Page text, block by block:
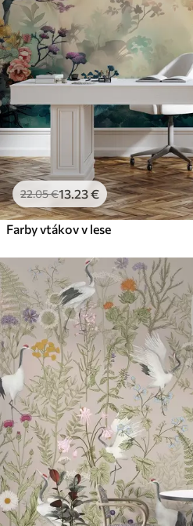
22.05€13.23€
Farby vtákov v lese